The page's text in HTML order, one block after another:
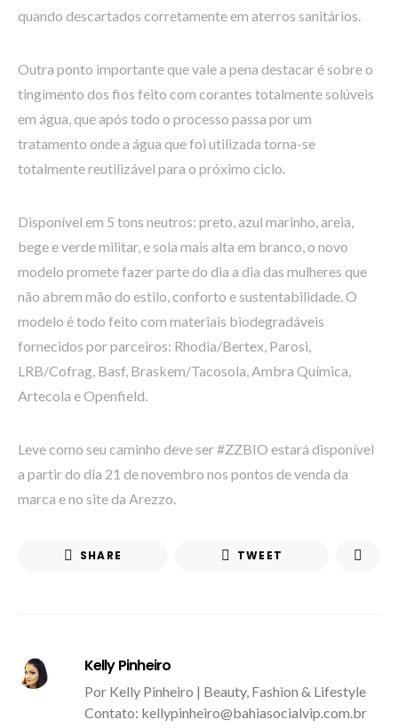
quando descartados corretamente em aterros sanitários.
Outra ponto importante que vale a pena destacar é sobre o
tingimento dos fios feito com corantes totalmente solúveis
em água, que após todo o processo passa por um
tratamento onde a água que foi utilizada torna-se
totalmente reutilizável para o próximo ciclo.
Disponível em 5 tons neutros: preto, azul marinho, areia,
bege e verde militar, e sola mais alta em branco, o novo
modelo promete fazer parte do dia a dia das mulheres que
não abrem mão do estilo, conforto e sustentabilidade. O
modelo é todo feito com materiais biodegradáveis
fornecidos por parceiros: Rhodia/Bertex, Parosi,
LRB/Cofrag, Basf, Braskem/Tacosola, Ambra Química,
Artecola e Openfield.
Leve como seu caminho deve ser #ZZBIO estará disponível
a partir do dia 21 de novembro nos pontos de venda da
marca e no site da Arezzo.
SHARE TWEET
Kelly Pinheiro
Por Kelly Pinheiro | Beauty, Fashion & Lifestyle
Contato: kellypinheiro@bahiasocialvip.com.br